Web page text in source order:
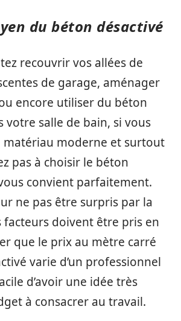
du béton désactivé
recouvrir vos allées de
de garage, aménager
encore utiliser du béton
votre salle de bain, si vous
matériau moderne et surtout
pas à choisir le béton
convient parfaitement.
ne pas être surpris par la
facteurs doivent être pris en
que le prix au mètre carré
varie d’un professionnel
d’avoir une idée très
à consacrer au travail.